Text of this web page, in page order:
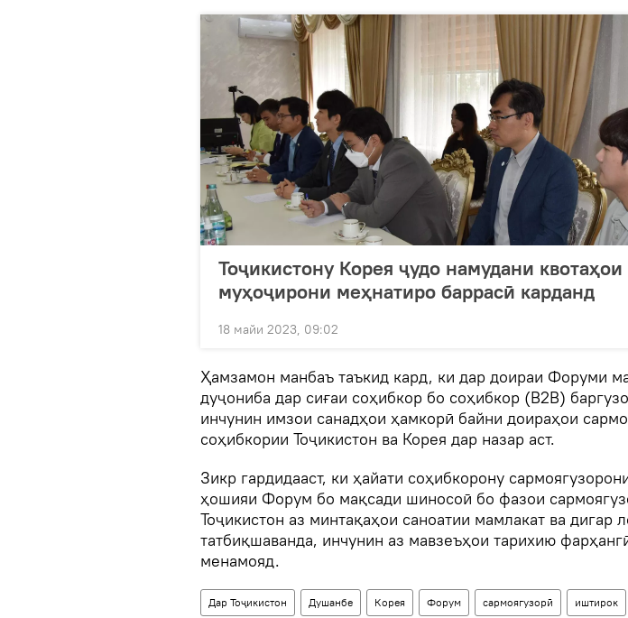
Тоҷикистону Корея ҷудо намудани
муҳоҷирони меҳнатиро баррасӣ карданд
18 майи 2023, 09:02
Ҳамзамон манбаъ таъкид кард, ки дар доираи Форуми
дуҷониба дар сиғаи соҳибкор бо соҳибкор (B2B)
инчунин имзои санадҳои ҳамкорӣ байни доираҳои
соҳибкории Тоҷикистон ва Корея дар назар аст.
Зикр гардидааст, ки ҳайати соҳибкорону
ҳошияи Форум бо мақсади шиносоӣ бо фазои
Тоҷикистон аз минтақаҳои саноатии мамлакат ва дигар
татбиқшаванда, инчунин аз мавзеъҳои тарихию
менамояд.
Дар Тоҷикистон Душанбе Корея Форум сармоягузорӣ иштирок